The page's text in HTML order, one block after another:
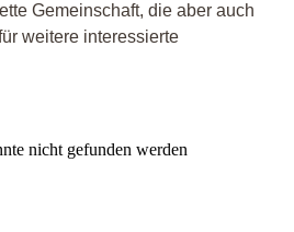
Gemeinschaft, die aber auch
weitere interessierte